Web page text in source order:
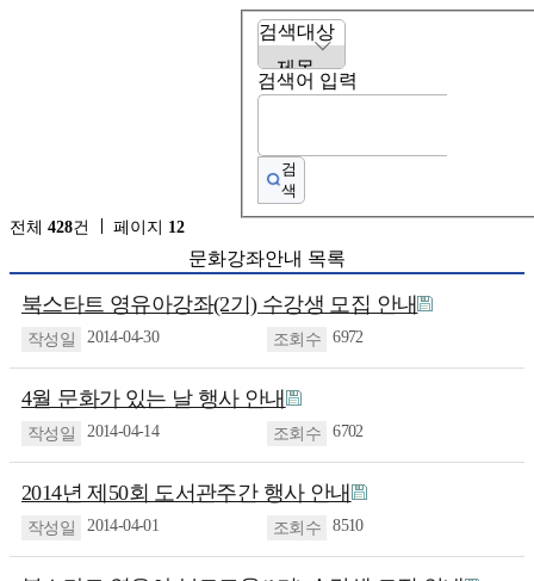
전체 428건 페이지 12
검색대상
검색어 입력
검
색
문화강좌안내 목록
북스타트 영유아강좌(2기) 수강생 모집 안내
2014-04-30 6972
4월 문화가 있는 날 행사 안내
2014-04-14 6702
2014년 제50회 도서관주간 행사 안내
2014-04-01 8510